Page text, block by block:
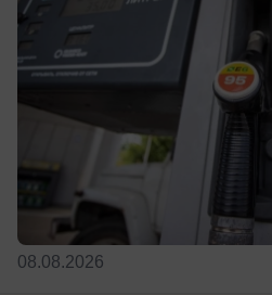
08.08.2026